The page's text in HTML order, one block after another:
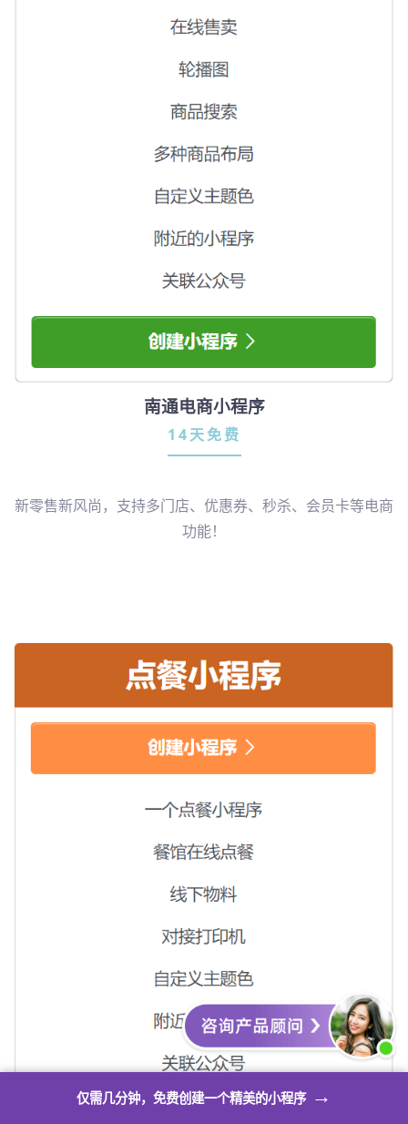
仅需几分钟，免费创建一个精美的小程序→
南通电商小程序
14天免费
新零售新风尚，支持多门店、优惠券、秒杀、会员卡等电商
功能！